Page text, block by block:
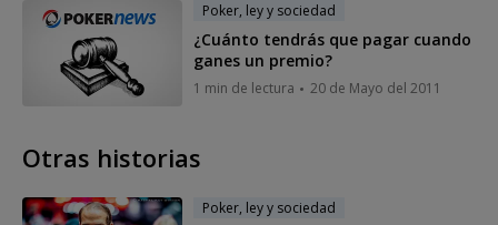
Poker, ley y sociedad
¿Cuánto tendrás que pagar cuando
ganes un premio?
1 min de lectura 20 de Mayo del 2011
Otras historias
Poker, ley y sociedad